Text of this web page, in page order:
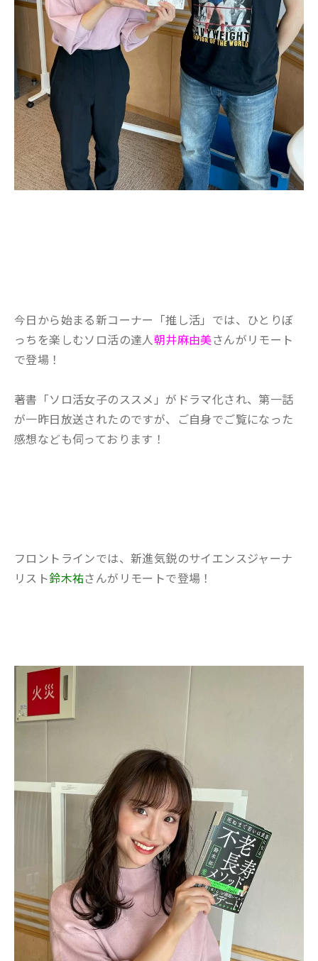
今日から始まる新コーナー「推し活」では、ひとりぼ
っちを楽しむソロ活の達人朝井麻由美さんがリモート
で登場！
著書「ソロ活女子のススメ」がドラマ化され、第一話
が一昨日放送されたのですが、ご自身でご覧になった
感想なども伺っております！
フロントラインでは、 新進気鋭のサイエンスジャーナ
リスト鈴木祐さんがリモートで登場！